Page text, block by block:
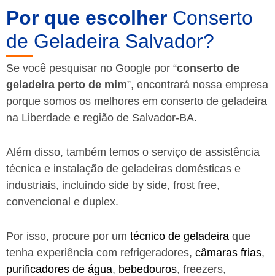
Por que escolher Conserto
de Geladeira Salvador?
Se você pesquisar no Google por “conserto de
geladeira perto de mim”, encontrará nossa empresa
porque somos os melhores em conserto de geladeira
na Liberdade e região de Salvador-BA.
Além disso, também temos o serviço de assistência
técnica e instalação de geladeiras domésticas e
industriais, incluindo side by side, frost free,
convencional e duplex.
Por isso, procure por um técnico de geladeira que
tenha experiência com refrigeradores, câmaras frias,
purificadores de água, bebedouros, freezers,